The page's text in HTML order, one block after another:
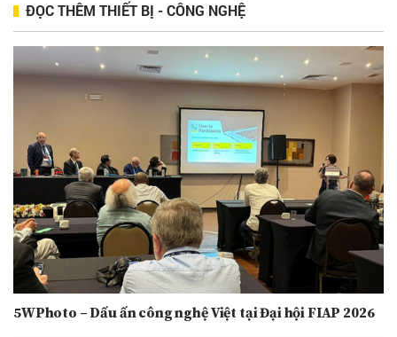
ĐỌC THÊM THIẾT BỊ - CÔNG NGHỆ
5WPhoto – Dấu ấn công nghệ Việt tại Đại hội FIAP 2026